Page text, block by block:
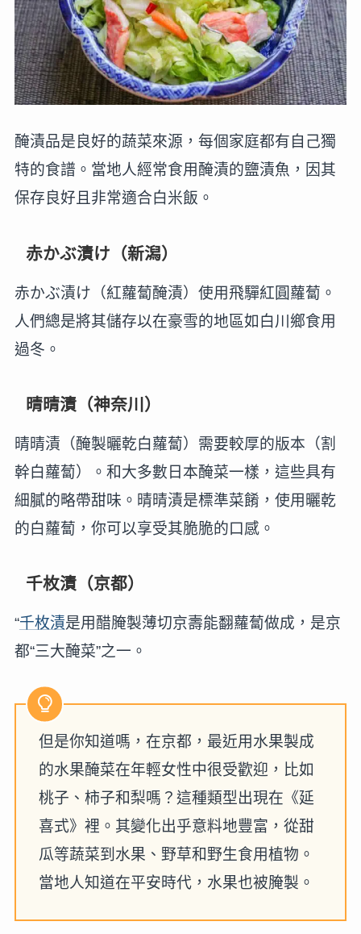
醃漬品是良好的蔬菜來源，每個家庭都有自己獨
特的食譜。當地人經常食用醃漬的鹽漬魚，因其
保存良好且非常適合白米飯。
赤かぶ漬け（新潟）
赤かぶ漬け（紅蘿蔔醃漬）使用飛驒紅圓蘿蔔。
人們總是將其儲存以在豪雪的地區如白川鄉食用
過冬。
晴晴漬（神奈川）
晴晴漬（醃製曬乾白蘿蔔）需要較厚的版本（割
幹白蘿蔔）。和大多數日本醃菜一樣，這些具有
細膩的略帶甜味。晴晴漬是標準菜餚，使用曬乾
的白蘿蔔，你可以享受其脆脆的口感。
千枚漬（京都）
“千枚漬是用醋腌製薄切京壽能翻蘿蔔做成，是京
都“三大醃菜”之一。
但是你知道嗎，在京都，最近用水果製成
的水果醃菜在年輕女性中很受歡迎，比如
桃子、柿子和梨嗎？這種類型出現在《延
喜式》裡。其變化出乎意料地豐富，從甜
瓜等蔬菜到水果、野草和野生食用植物。
當地人知道在平安時代，水果也被腌製。